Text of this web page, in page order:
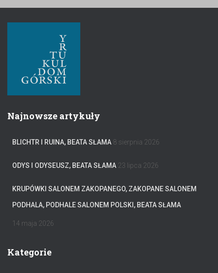
Najnowsze artykuły
BLICHTR I RUINA, BEATA SŁAMA 8 sierpnia 2026
ODYS I ODYSEUSZ, BEATA SŁAMA 23 lipca 2026
KRUPÓWKI SALONEM ZAKOPANEGO, ZAKOPANE SALONEM
PODHALA, PODHALE SALONEM POLSKI, BEATA SŁAMA
14 maja 2026
Kategorie